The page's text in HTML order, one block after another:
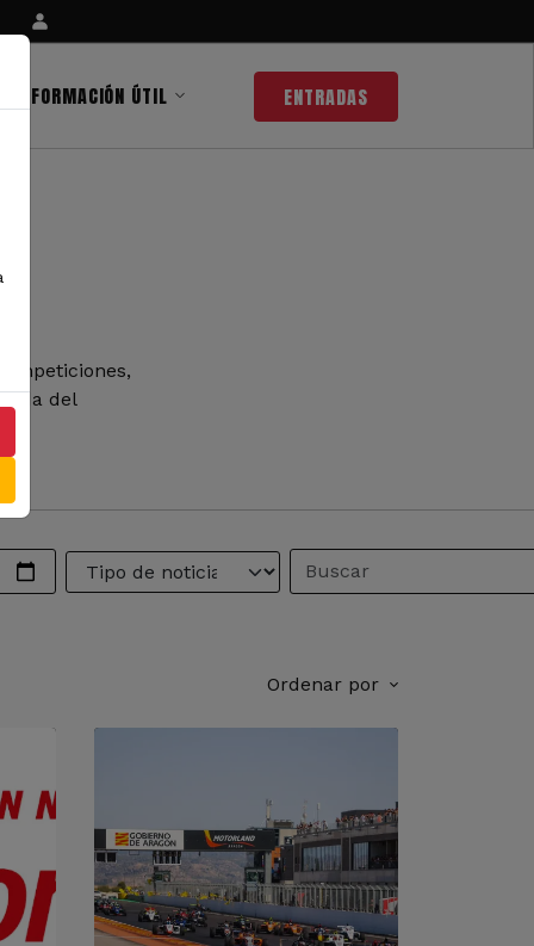
INFORMACIÓN ÚTIL ENTRADAS
del
Ordenar por